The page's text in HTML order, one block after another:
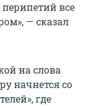
перипетий все
— сказал
на слова
начнется со
где